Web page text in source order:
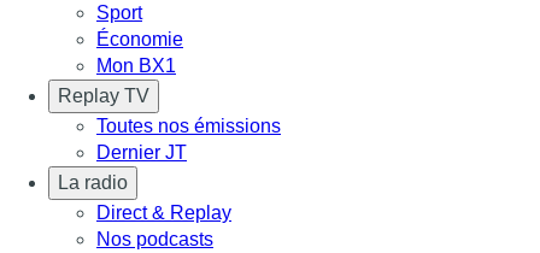
Sport
Économie
Mon BX1
Replay TV
Toutes nos émissions
Dernier JT
La radio
Direct & Replay
Nos podcasts